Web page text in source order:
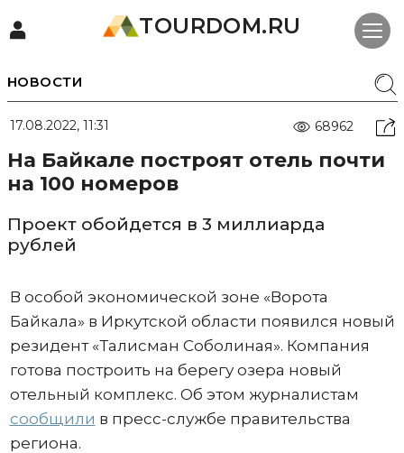
TOURDOM.RU
НОВОСТИ
17.08.2022, 11:31 68962
На Байкале построят отель почти
на 100 номеров
Проект обойдется в 3 миллиарда
рублей
В особой экономической зоне «Ворота
Байкала» в Иркутской области появился новый
резидент «Талисман Соболиная». Компания
готова построить на берегу озера новый
отельный комплекс. Об этом журналистам
сообщили в пресс-службе правительства
региона.